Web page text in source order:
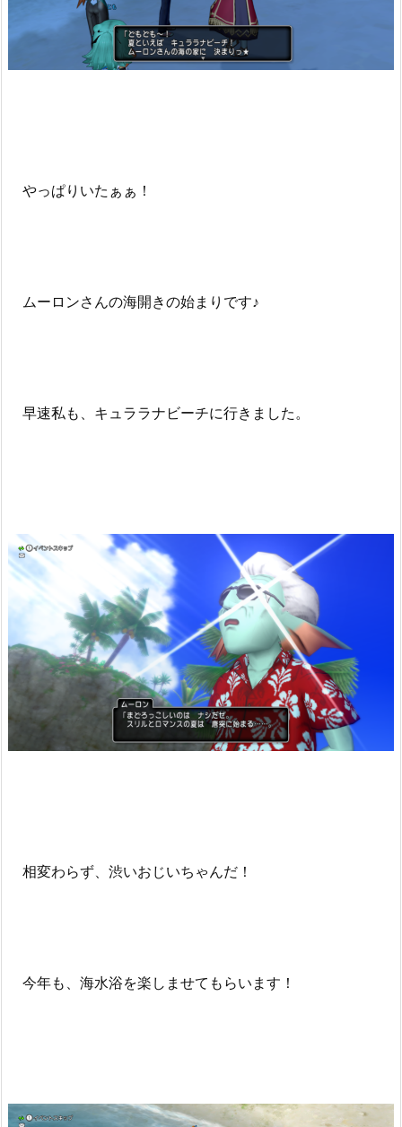
やっぱりいたぁぁ！
ムーロンさんの海開きの始まりです♪
早速私も、キュララナビーチに行きました。
相変わらず、渋いおじいちゃんだ！
今年も、海水浴を楽しませてもらいます！